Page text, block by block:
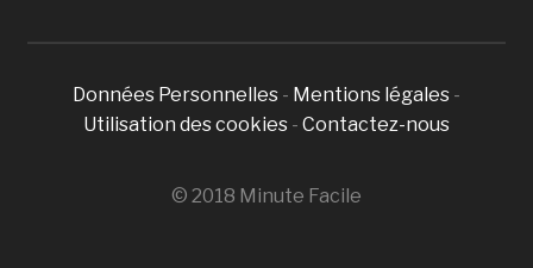
Données Personnelles - Mentions légales -
Utilisation des cookies - Contactez-nous
© 2018 Minute Facile